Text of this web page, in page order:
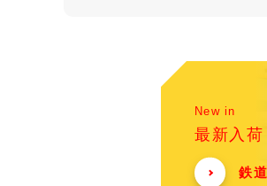
New in
最新入荷
鉄